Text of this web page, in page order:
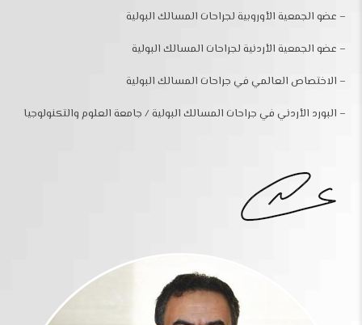
– عضو الجمعية الأوروبية لجراحات المسالك البولية
– عضو الجمعية الأردنية لجراحات المسالك البولية
– الاختصاص العالمي في جراحات المسالك البولية
– البورد الأردني في جراحات المسالك البولية / جامعة العلوم والتكنولوجيا